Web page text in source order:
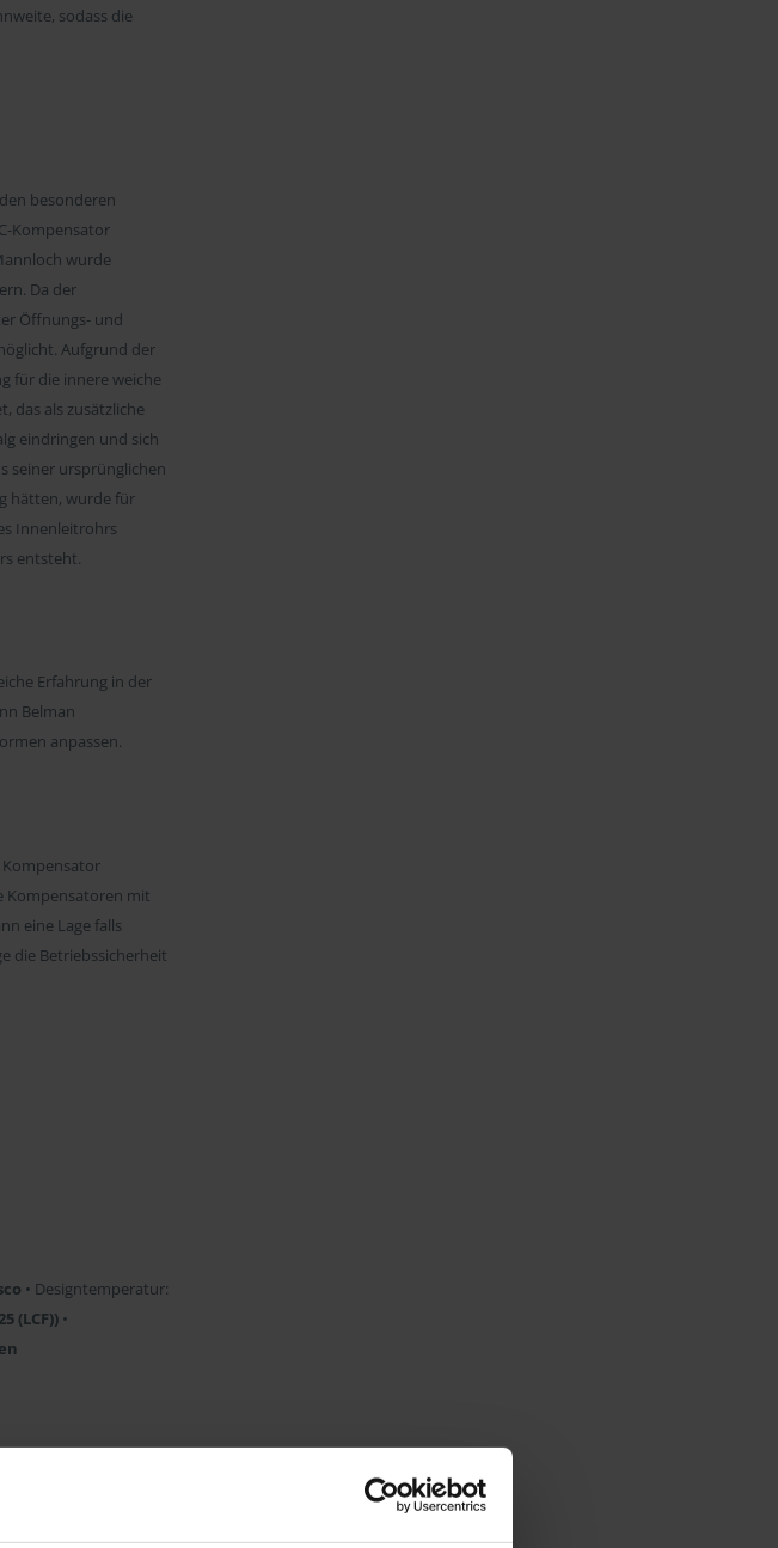
sodass die
besonderen
Kompensator
wurde
Da der
Öffnungs- und
Aufgrund der
für die innere weiche
das als zusätzliche
eindringen und sich
seiner ursprünglichen
hätten, wurde für
Innenleitrohrs
entsteht.
Erfahrung in der
Belman
anpassen.
Kompensator
Kompensatoren mit
eine Lage falls
die Betriebssicherheit
• Designtemperatur:
(LCF)) •